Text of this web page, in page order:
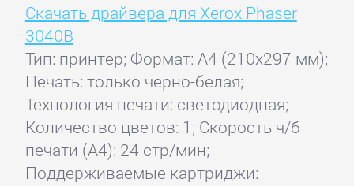
Скачать драйвера для Xerox Phaser
3040B
Тип: принтер; Формат: A4 (210x297 мм);
Печать: только черно-белая;
Технология печати: светодиодная;
Количество цветов: 1; Скорость ч/б
печати (А4): 24 стр/мин;
Поддерживаемые картриджи: